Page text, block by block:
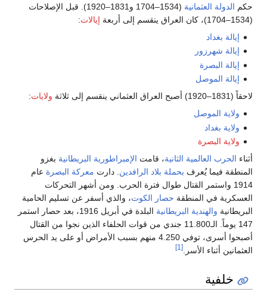
حكم الدولة العثمانية
(1534–1704 و1831–1920). قبل الإصلاحات
(1534–1704)، كان العراق ينقسم إلى أربعة
إيالات:
إيالة بغداد
إيالة شهرزور
إيالة البصرة
إيالة الموصل
لاحقاً (1831–1920) أصبح العراق العثماني ينقسم إلى ثلاثة
ولايات:
ولاية الموصل
ولاية بغداد
ولاية البصرة
أثناء الحرب العالمية الثانية، قامت الإمبراطورية البريطانية بغزو
المنطقة فيما يُعرف بحملة بلاد الرافدين . دارت معركة البصرة عام
1914 واستمر القتال طوال فترة الحرب. ومن أشهر التحركات
العسكرية في المنطقة حصار الكوت، والذي أسفر عن تسليم الحامية
البريطانية والهندية البريطانية
البلدة في أبريل 1916، بعد حصار استمر
147 يوماً. الـ11.800 جندي من قوات الحلفاء الذين نجوا من القتال
أصبحوا أسرى، توفي 4.250 منهم بسبب الأمراض أو على يد الحرس
العثمانين أثناء الأسر.
[1]
خلفية